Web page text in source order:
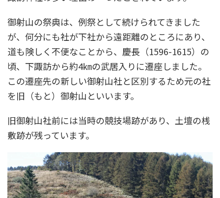
御射山の祭典は、例祭として続けられてきました
が、何分にも社が下社から遠距離のところにあり、
道も険しく不便なことから、慶長（1596-1615）の
頃、下諏訪から約4㎞の武居入りに遷座しました。
この遷座先の新しい御射山社と区別するため元の社
を旧（もと）御射山といいます。
旧御射山社前には当時の競技場跡があり、土壇の桟
敷跡が残っています。